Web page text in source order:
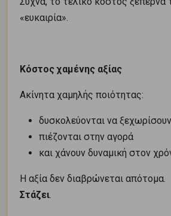
«ευκαιρία».
Κόστος χαμένης αξίας
Ακίνητα χαμηλής ποιότητας:
δυσκολεύονται να ξεχωρίσουν
πιέζονται στην αγορά
και χάνουν δυναμική στον
Η αξία δεν διαβρώνεται απότομα.
Στάζει.